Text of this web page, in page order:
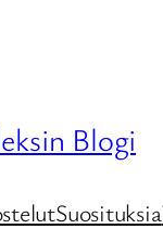
Blogi
Suosituksia